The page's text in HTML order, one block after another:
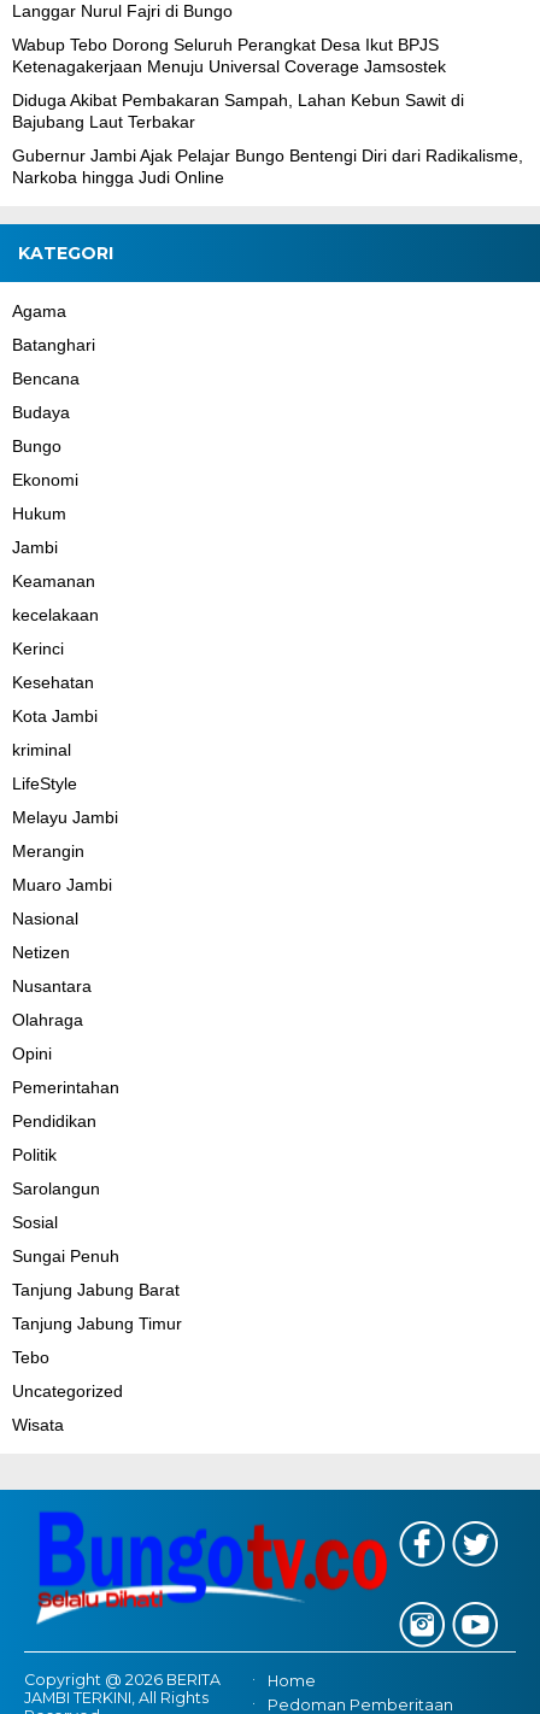
Langgar Nurul Fajri di Bungo
Wabup Tebo Dorong Seluruh Perangkat Desa Ikut BPJS
Ketenagakerjaan Menuju Universal Coverage Jamsostek
Diduga Akibat Pembakaran Sampah, Lahan Kebun Sawit di
Bajubang Laut Terbakar
Gubernur Jambi Ajak Pelajar Bungo Bentengi Diri dari Radikalisme,
Narkoba hingga Judi Online
KATEGORI
Agama
Batanghari
Bencana
Budaya
Bungo
Ekonomi
Hukum
Jambi
Keamanan
kecelakaan
Kerinci
Kesehatan
Kota Jambi
kriminal
LifeStyle
Melayu Jambi
Merangin
Muaro Jambi
Nasional
Netizen
Nusantara
Olahraga
Opini
Pemerintahan
Pendidikan
Politik
Sarolangun
Sosial
Sungai Penuh
Tanjung Jabung Barat
Tanjung Jabung Timur
Tebo
Uncategorized
Wisata
Copyright @ 2026 BERITA
JAMBI TERKINI, All Rights
Home
Pedoman Pemberitaan